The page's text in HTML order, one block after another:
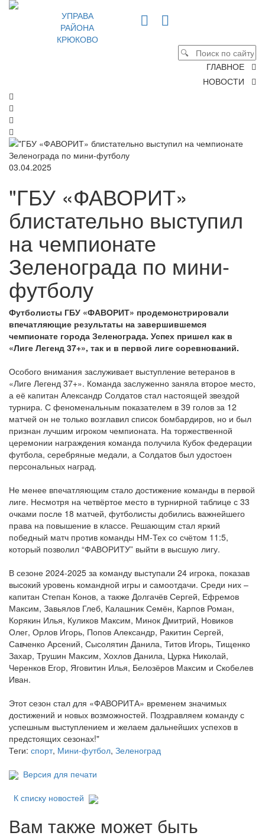
УПРАВА
РАЙОНА
КРЮКОВО
ГЛАВНОЕ
НОВОСТИ
03.04.2025
"ГБУ «ФАВОРИТ»
блистательно выступил
на чемпионате
Зеленограда по мини-
футболу
Футболисты ГБУ «ФАВОРИТ» продемонстрировали
впечатляющие результаты на завершившемся
чемпионате города Зеленограда. Успех пришел как в
«Лиге Легенд 37+», так и в первой лиге соревнований.
Особого внимания заслуживает выступление ветеранов в
«Лиге Легенд 37+». Команда заслуженно заняла второе место,
а её капитан Александр Солдатов стал настоящей звездой
турнира. С феноменальным показателем в 39 голов за 12
матчей он не только возглавил список бомбардиров, но и был
признан лучшим игроком чемпионата. На торжественной
церемонии награждения команда получила Кубок федерации
футбола, серебряные медали, а Солдатов был удостоен
персональных наград.
Не менее впечатляющим стало достижение команды в первой
лиге. Несмотря на четвёртое место в турнирной таблице с 33
очками после 18 матчей, футболисты добились важнейшего
права на повышение в классе. Решающим стал яркий
победный матч против команды НМ-Тех со счётом 11:5,
который позволил “ФАВОРИТУ” выйти в высшую лигу.
В сезоне 2024-2025 за команду выступали 24 игрока, показав
высокий уровень командной игры и самоотдачи. Среди них –
капитан Степан Конов, а также Долгачёв Сергей, Ефремов
Максим, Завьялов Глеб, Калашник Семён, Карпов Роман,
Корякин Илья, Куликов Максим, Минок Дмитрий, Новиков
Олег, Орлов Игорь, Попов Александр, Ракитин Сергей,
Савченко Арсений, Сысолятин Данила, Титов Игорь, Тищенко
Захар, Трушин Максим, Хохлов Данила, Цурка Николай,
Черенков Егор, Яговитин Илья, Белозёров Максим и Скобелев
Иван.
Этот сезон стал для «ФАВОРИТА» временем значимых
достижений и новых возможностей. Поздравляем команду с
успешным выступлением и желаем дальнейших успехов в
предстоящих сезонах!"
Теги: спорт, Мини-футбол, Зеленоград
Версия для печати
К списку новостей
Вам также может быть